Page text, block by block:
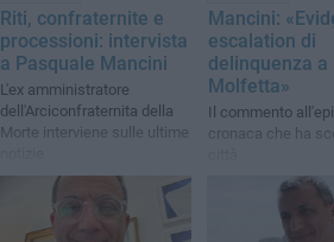
Riti, confraternite e
processioni: intervista
a Pasquale Mancini
L'ex amministratore
dell'Arciconfraternita della
Morte interviene sulle ultime
Mancini:
escalation di
delinquenza a
Molfetta»
Il commento
cronaca che ha